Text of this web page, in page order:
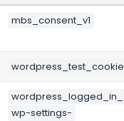
mbs_consent_v1
wordpress_test_cookie
wordpress_logged_in_
wp-settings-